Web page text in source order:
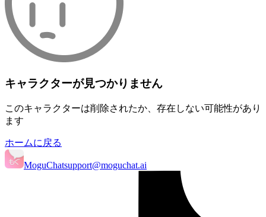
キャラクターが見つかりません
このキャラクターは削除されたか、存在しない可能性があり
ます
ホームに戻る
MoguChatsupport@moguchat.ai